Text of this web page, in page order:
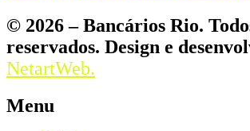
© 2026 – Bancários Rio.
reservados. Design e
NetartWeb.
Menu